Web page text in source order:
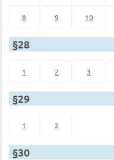
8 9 10
§28
1 2 3
§29
1 2
§30